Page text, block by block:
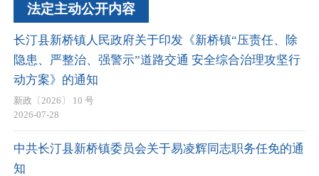
法定主动公开内容
长汀县新桥镇人民政府关于印发《新桥镇“压责任、除
隐患、严整治、强警示”道路交通 安全综合治理攻坚行
动方案》的通知
新政〔2026〕 10 号
2026-07-28
中共长汀县新桥镇委员会关于易凌辉同志职务任免的通
知